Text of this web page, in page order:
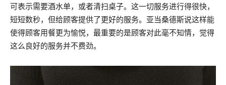
可表示需要酒水单，或者清扫桌子。这一切服务进行得很快，
短短数秒，但给顾客提供了更好的服务。亚当桑德斯说这样能
使得顾客用餐更为愉悦，最重要的是顾客对此毫不知情，觉得
这么良好的服务并不费劲。